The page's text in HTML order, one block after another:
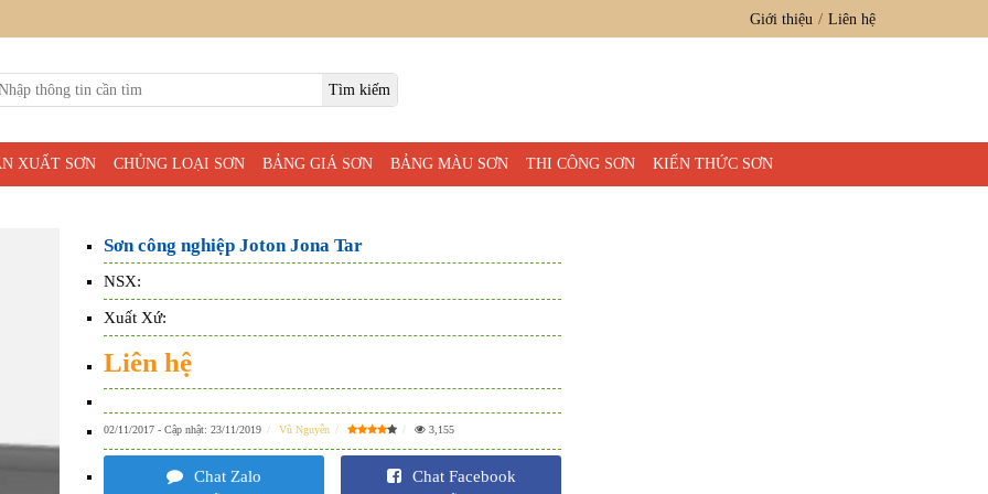
Giới thiệu Liên hệ
XUẤT SƠN CHỦNG LOẠI SƠN BẢNG GIÁ SƠN BẢNG MÀU SƠN THI CÔNG SƠN KIẾN THỨC SƠN
Sơn công nghiệp Joton Jona Tar
NSX:
Xuất Xứ:
Liên hệ
02/11/2017 - Cập nhật: 23/11/2019 Vũ Nguyễn 3,155
Chat Zalo
Chat Facebook